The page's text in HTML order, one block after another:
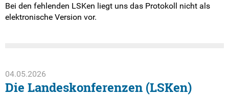
Kontakt
Bei den fehlenden LSKen liegt uns das Protokoll nicht als
elektronische Version vor.
04.05.2026
Die Landeskonferenzen (LSKen)